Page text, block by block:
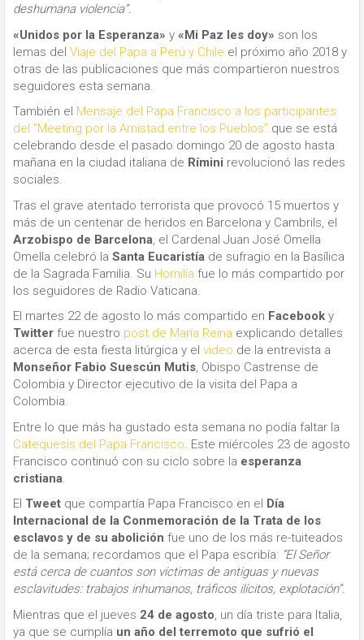
deshumana violencia”.
«Unidos por la Esperanza» y «Mi Paz les doy» son los
lemas del Viaje del Papa a Perú y Chile el próximo año 2018 y
otras de las publicaciones que más compartieron nuestros
seguidores esta semana.
También el Mensaje del Papa Francisco a los participantes
del “Meeting por la Amistad entre los Pueblos” que se está
celebrando desde el pasado domingo 20 de agosto hasta
mañana en la ciudad italiana de Rímini revolucionó las redes
sociales.
Tras el grave atentado terrorista que provocó 15 muertos y
más de un centenar de heridos en Barcelona y Cambrils, el
Arzobispo de Barcelona , el Cardenal Juan José Omella
Omella celebró la Santa Eucaristía de sufragio en la Basílica
de la Sagrada Familia. Su Homilía fue lo más compartido por
los seguidores de Radio Vaticana.
El martes 22 de agosto lo más compartido en Facebook y
Twitter fue nuestro post de María Reina explicando detalles
acerca de esta fiesta litúrgica y el video de la entrevista a
Monseñor Fabio Suescún Mutis, Obispo Castrense de
Colombia y Director ejecutivo de la visita del Papa a
Colombia.
Entre lo que más ha gustado esta semana no podía faltar la
Catequesis del Papa Francisco . Este miércoles 23 de agosto
Francisco continuó con su ciclo sobre la esperanza
cristiana
El Tweet que compartía Papa Francisco en el Día
Internacional de la Conmemoración de la Trata de los
esclavos y de su abolición fue uno de los más re-tuiteados
de la semana; recordamos que el Papa escribía: “El Señor
está cerca de cuantos son víctimas de antiguas y nuevas
esclavitudes: trabajos inhumanos, tráficos ilícitos, explotación”.
Mientras que el jueves 24 de agosto , un día triste para Italia,
ya que se cumplía un año del terremoto que sufrió el